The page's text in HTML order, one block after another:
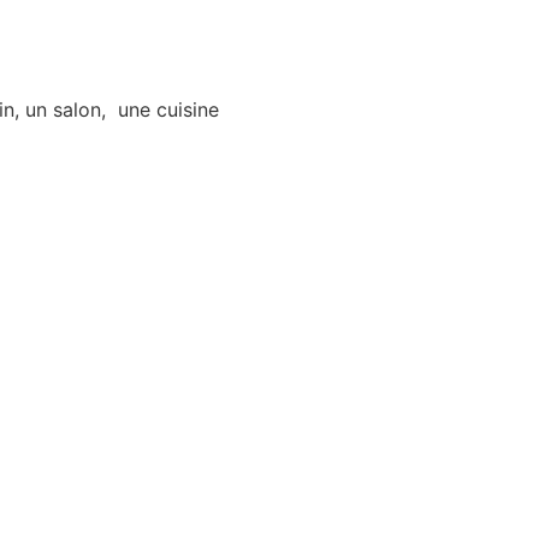
un salon, une cuisine